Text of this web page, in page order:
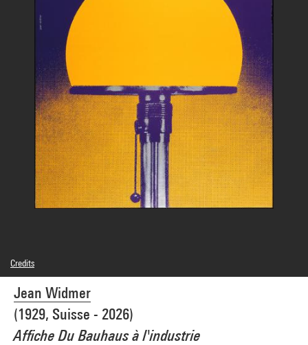
Jean Widmer
(1929, Suisse - 2026)
Affiche Du Bauhaus à l'industrie
Credits
© Adagp, Paris
Photo credits : Georges Meguerditchian - Centre Pompidou, MNAM-CCI
Image reference : 4R02140 [1992 CX 6150]